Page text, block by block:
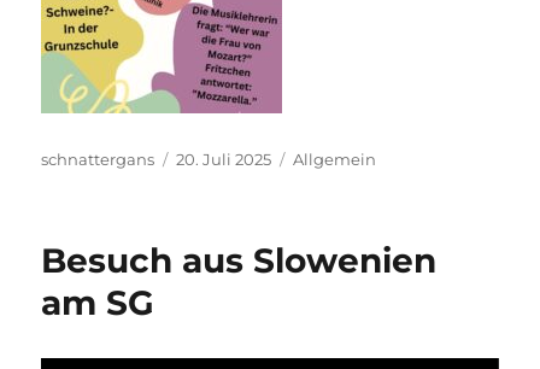
Autor
schnattergans
Veröffentlicht
20. Juli 2025 Kategorien
Allgemein
Besuch aus Slowenien
am SG